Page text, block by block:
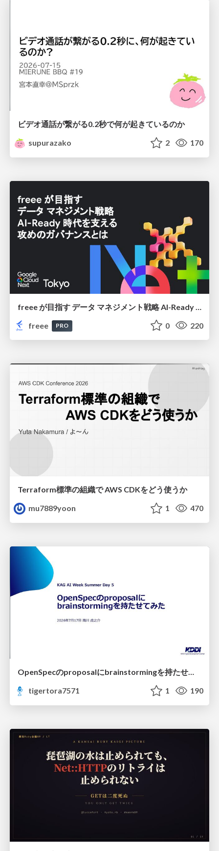
ビデオ通話が繋がる0.2秒で何が起きているのか
supurazako
2 170
freee
PRO 0 220
Terraform標準の組織で AWS CDKをどう使うか
mu7889yoon
1 470
OpenSpecのproposalにbrainstormingを持たせてみた
tigertora7571
1 190